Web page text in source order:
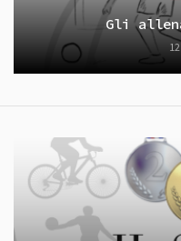
Gli